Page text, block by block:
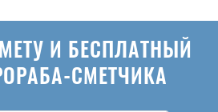
И БЕСПЛАТНЫЙ
СМЕТЧИКА